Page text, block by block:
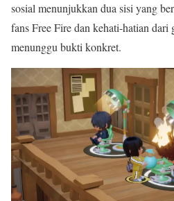
sosial menunjukkan dua sisi yang
fans Free Fire dan kehati-hatian dari
menunggu bukti konkret.